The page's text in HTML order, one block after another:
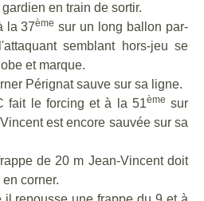
en train de sortir.
la 37ème sur un long ballon par-
semblant hors-jeu se
et marque.
Pérignat sauve sur sa ligne.
fait le forcing et à la 51ème sur
est encore sauvée sur sa
de 20 m Jean-Vincent doit
corner.